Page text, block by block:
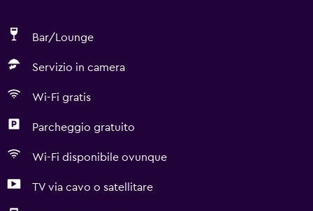
Bar/Lounge
Servizio in camera
Wi-Fi gratis
Parcheggio gratuito
Wi-Fi disponibile ovunque
TV via cavo o satellitare